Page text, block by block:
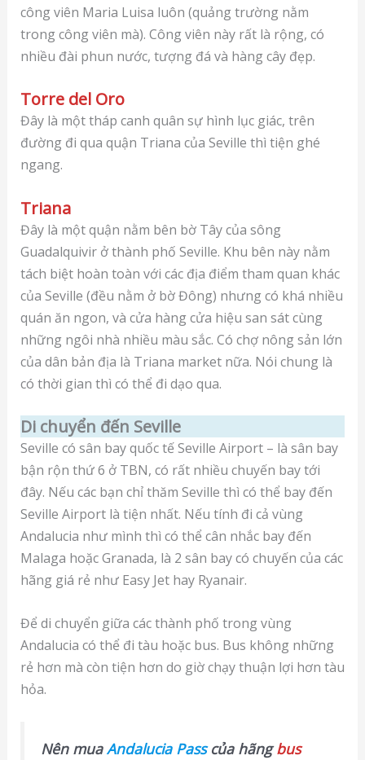
công viên Maria Luisa luôn (quảng trường nằm
trong công viên mà). Công viên này rất là rộng, có
nhiều đài phun nước, tượng đá và hàng cây đẹp.
Torre del Oro
Đây là một tháp canh quân sự hình lục giác, trên
đường đi qua quận Triana của Seville thì tiện ghé
ngang.
Triana
Đây là một quận nằm bên bờ Tây của sông
Guadalquivir ở thành phố Seville. Khu bên này nằm
tách biệt hoàn toàn với các địa điểm tham quan khác
của Seville (đều nằm ở bờ Đông) nhưng có khá nhiều
quán ăn ngon, và cửa hàng cửa hiệu san sát cùng
những ngôi nhà nhiều màu sắc. Có chợ nông sản lớn
của dân bản địa là Triana market nữa. Nói chung là
có thời gian thì có thể đi dạo qua.
Di chuyển đến Seville
Seville có sân bay quốc tế Seville Airport – là sân bay
bận rộn thứ 6 ở TBN, có rất nhiều chuyến bay tới
đây. Nếu các bạn chỉ thăm Seville thì có thể bay đến
Seville Airport là tiện nhất. Nếu tính đi cả vùng
Andalucia như mình thì có thể cân nhắc bay đến
Malaga hoặc Granada, là 2 sân bay có chuyến của các
hãng giá rẻ như Easy Jet hay Ryanair.
Để di chuyển giữa các thành phố trong vùng
Andalucia có thể đi tàu hoặc bus. Bus không những
rẻ hơn mà còn tiện hơn do giờ chạy thuận lợi hơn tàu
hỏa.
Nên muaAndalucia Passcủa hãngbus